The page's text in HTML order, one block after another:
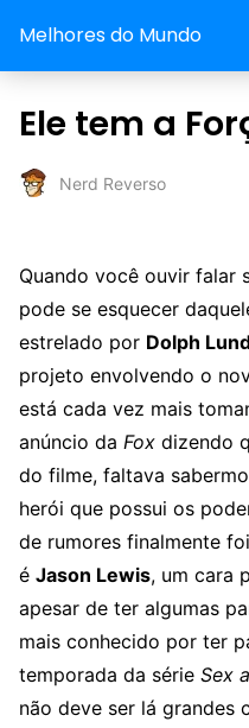
Melhores do Mundo
Ele tem a
Nerd Reverso
Quando você ouvir falar
pode se esquecer
estrelado por Dolph
projeto envolvendo o
está cada vez mais
anúncio da Fox dizendo
do filme, faltava
herói que possui os
de rumores finalmente foi
é Jason Lewis, um cara
apesar de ter algumas
mais conhecido por ter
temporada da série Sex
não deve ser lá grandes